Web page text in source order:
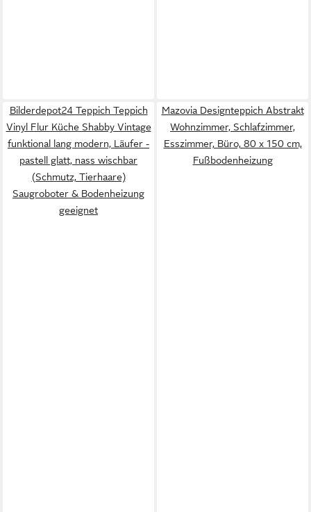
Bilderdepot24 Teppich Teppich
Vinyl Flur Küche Shabby Vintage
funktional lang modern, Läufer -
pastell glatt, nass wischbar
(Schmutz, Tierhaare)
Saugroboter & Bodenheizung
geeignet
Mazovia Designteppich Abstrakt
Wohnzimmer, Schlafzimmer,
Esszimmer, Büro, 80 x 150 cm,
Fußbodenheizung